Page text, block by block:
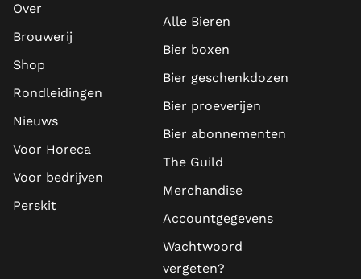
Over
Brouwerij
Shop
Rondleidingen
Nieuws
Voor Horeca
Voor bedrijven
Perskit
Alle Bieren
Bier boxen
Bier geschenkdozen
Bier proeverijen
Bier abonnementen
The Guild
Merchandise
Accountgegevens
Wachtwoord
vergeten?